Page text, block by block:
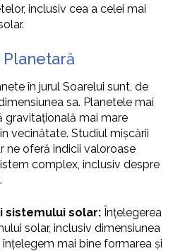
inclusiv cea a celei mai
în jurul Soarelui sunt, de
sa. Planetele mai
gravitațională mai mare
vecinătate. Studiul mișcării
ne oferă indicii valoroase
complex, inclusiv despre
sistemului solar: Înțelegerea
solar, inclusiv dimensiunea
mai bine formarea și